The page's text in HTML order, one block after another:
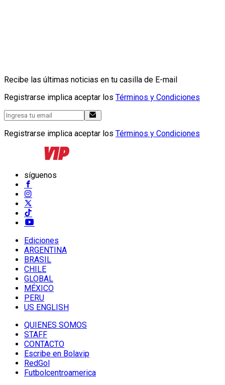
Recibe las últimas noticias en tu casilla de E-mail
Registrarse implica aceptar los Términos y Condiciones
Registrarse implica aceptar los Términos y Condiciones
síguenos
Ediciones
ARGENTINA
BRASIL
CHILE
GLOBAL
MÉXICO
PERU
US ENGLISH
QUIENES SOMOS
STAFF
CONTACTO
Escribe en Bolavip
RedGol
Futbolcentroamerica